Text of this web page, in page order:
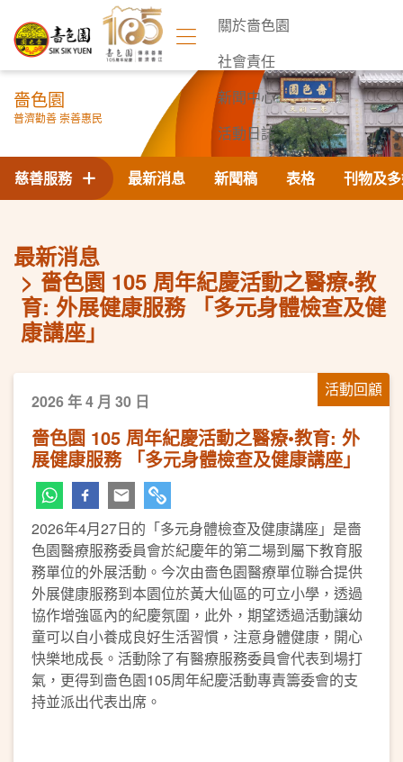
關於嗇色園
社會責任
新聞中心
活動日誌
聯絡我們
嗇色園
普濟勸善 崇善惠民
最新消息 新聞稿 表格 刊物及
慈善服務
最新消息
嗇色園 105 周年紀慶活動之醫療•教
育: 外展健康服務 「多元身體檢查及健
康講座」
活動回顧
2026 年 4 月 30 日
嗇色園 105 周年紀慶活動之醫療•教育: 外
展健康服務 「多元身體檢查及健康講座」
2026年4月27日的「多元身體檢查及健康講座」是嗇
色園醫療服務委員會於紀慶年的第二場到屬下教育服
務單位的外展活動。今次由嗇色園醫療單位聯合提供
外展健康服務到本園位於黃大仙區的可立小學，透過
協作增強區內的紀慶氛圍，此外，期望透過活動讓幼
童可以自小養成良好生活習慣，注意身體健康，開心
快樂地成長。活動除了有醫療服務委員會代表到場打
氣，更得到嗇色園105周年紀慶活動專責籌委會的支
持並派出代表出席。